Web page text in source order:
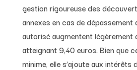
gestion rigoureuse des
annexes en cas de
autorisé augmentent légèrement
atteignant 9,40 euros. Bien que
minime, elle s’ajoute aux intérêts